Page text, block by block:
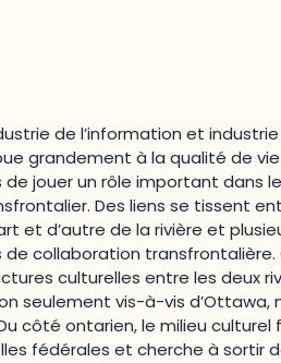
de l’information et
grandement à la qualité de
jouer un rôle important dans le
Des liens se tissent
et d’autre de la rivière et
collaboration transfrontalière.
culturelles entre les deux
seulement vis-à-vis d’Ottawa,
côté ontarien, le milieu culturel
fédérales et cherche à sortir